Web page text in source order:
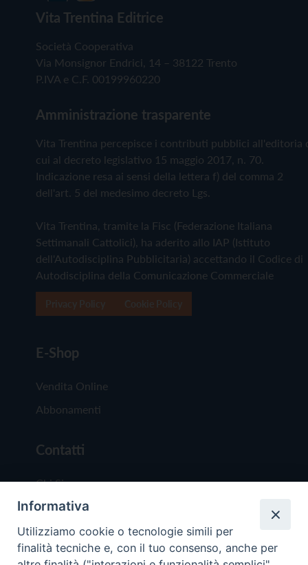
Vita Trentina Editrice
Società Cooperativa
Via Monsignor Endrici, 14 – 38122 Trento
P.IVA e C.F. 00199960220
Amministrazione trasparente
Vita Trentina percepisce i contributi pubblici all'editoria
cui al decreto legislativo 15 maggio 2017, n. 70.
Indicazione resa ai sensi della lettera f) del comma 2
dell'art. 5 del medesimo decreto Lgs.
Vita Trentina, tramite la Fisc (Federazione Italiana
Settimanali Cattolici), ha aderito allo IAP (Istituto
dell'Autodisciplina Pubblicitaria) accettando il Codice di
Autodisciplina della Comunicazione Commerciale
E-Shop
Vendita Online
Abbonamenti
Contatti
Chi Siamo
Redazione
Scrivici
Informativa
Utilizziamo cookie o tecnologie simili per
finalità tecniche e, con il tuo consenso, anche per